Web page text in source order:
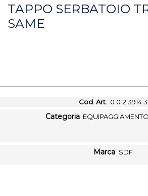
TAPPO SERBATOIO
SAME
Cod. Art. 0.012.3914.3
Categoria
Marca SDF